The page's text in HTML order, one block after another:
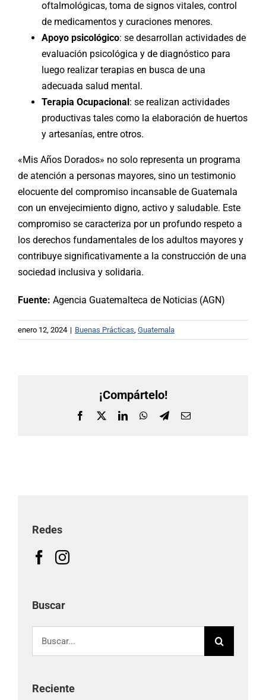
oftalmológicas, toma de signos vitales, control
de medicamentos y curaciones menores.
Apoyo psicológico: se desarrollan actividades de
evaluación psicológica y de diagnóstico para
luego realizar terapias en busca de una
adecuada salud mental.
Terapia Ocupacional: se realizan actividades
productivas tales como la elaboración de huertos
y artesanías, entre otros.
«Mis Años Dorados» no solo representa un programa
de atención a personas mayores, sino un testimonio
elocuente del compromiso incansable de Guatemala
con un envejecimiento digno, activo y saludable. Este
compromiso se caracteriza por un profundo respeto a
los derechos fundamentales de los adultos mayores y
contribuye significativamente a la construcción de una
sociedad inclusiva y solidaria.
Fuente: Agencia Guatemalteca de Noticias (AGN)
enero 12, 2024 | Buenas Prácticas Guatemala
¡Compártelo!
Facebook LinkedInWhatsApp
TelegramCorreo
Redes
Buscar
Reciente